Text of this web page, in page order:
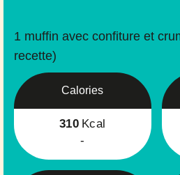
1 muffin avec confiture et
recette)
Calories
310 Kcal
-